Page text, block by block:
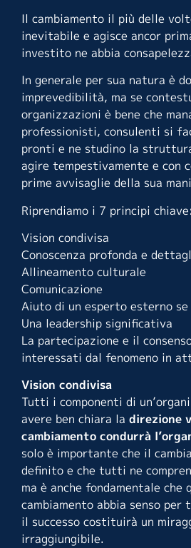
Il cambiamento il più delle
inevitabile e agisce ancor
investito ne abbia
In generale per sua natura è
imprevedibilità, ma se
organizzazioni è bene che
professionisti, consulenti si
pronti e ne studino la
agire tempestivamente e con
prime avvisaglie della sua
Riprendiamo i 7 principi chiave:
Vision condivisa
Conoscenza profonda e
Allineamento culturale
Comunicazione
Aiuto di un esperto esterno se
Una leadership significativa
La partecipazione e il
interessati dal fenomeno in
Vision condivisa
Tutti i componenti di
avere ben chiara la direzione
cambiamento condurrà
solo è importante che il
definito e che tutti ne
ma è anche fondamentale che
cambiamento abbia senso
il successo costituirà un
irraggiungibile.